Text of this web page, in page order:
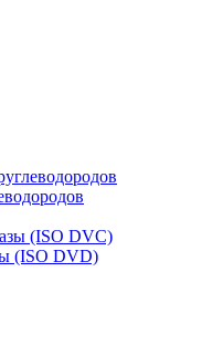
(ISO DVC)
(ISO DVD)